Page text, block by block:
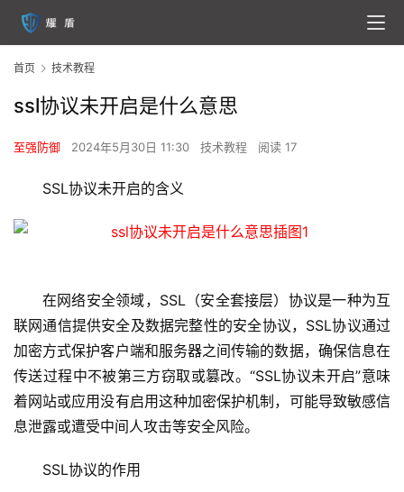
首页 技术教程
ssl协议未开启是什么意思
至强防御 2024年5月30日 11:30 技术教程 阅读 17
SSL协议未开启的含义
在网络安全领域，SSL（安全套接层）协议是一种为互
联网通信提供安全及数据完整性的安全协议，SSL协议通过
加密方式保护客户端和服务器之间传输的数据，确保信息在
传送过程中不被第三方窃取或篡改。“SSL协议未开启”意味
着网站或应用没有启用这种加密保护机制，可能导致敏感信
息泄露或遭受中间人攻击等安全风险。
SSL协议的作用